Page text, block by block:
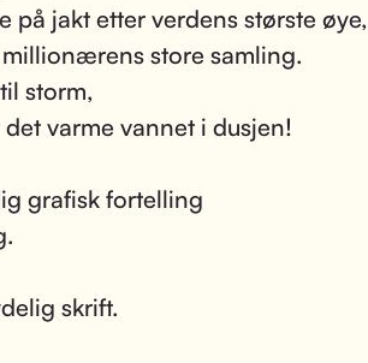
på jakt etter verdens største øye,
store samling.
storm,
varme vannet i dusjen!
grafisk fortelling
skrift.